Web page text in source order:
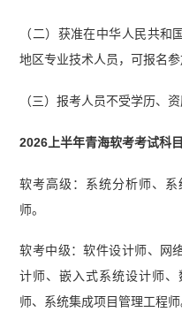
（二）获准在中华人民共和
地区专业技术人员，可报名参
（三）报考人员不受学历、
2026上半年青海软考考试科目
软考高级：系统分析师、
师。
软考中级：软件设计师、网
计师、嵌入式系统设计师
师、系统集成项目管理工程师